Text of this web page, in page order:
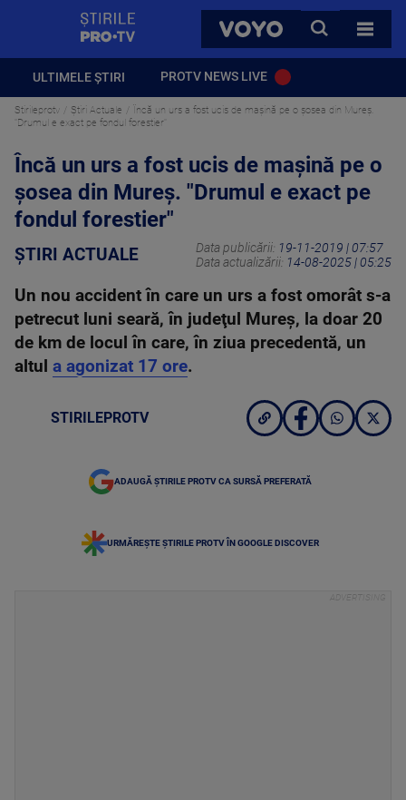
VOYO
CAUTA
TOATE
ULTIMELE ȘTIRI PROTV NEWS LIVE
Stirileprotv Știri Actuale
Încă un urs a fost ucis de mașină pe o șosea din Mureș.
"Drumul e exact pe fondul forestier"
Încă un urs a fost ucis de mașină pe o
șosea din Mureș. "Drumul e exact pe
fondul forestier"
ȘTIRI ACTUALE Data publicării: 19-11-2019 | 07:57
Data actualizării: 14-08-2025 | 05:25
Un nou accident în care un urs a fost omorât s-a
petrecut luni seară, în judeţul Mureş, la doar 20
de km de locul în care, în ziua precedentă, un
altul a agonizat 17 ore.
STIRILEPROTV
ADAUGĂ ȘTIRILE PROTV CA SURSĂ PREFERATĂ
URMĂREȘTE ȘTIRILE PROTV ÎN GOOGLE DISCOVER